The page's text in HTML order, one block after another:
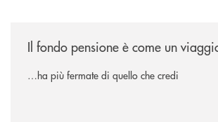
Il fondo pensione è come un
…ha più fermate di quello che credi